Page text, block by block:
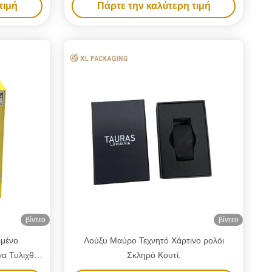
Αγίου
Πάρτε την καλύτερη τιμή
βίντεο
Τυλιχθεί
βίντεο
Λούξυ Μαύρο Τεχνητό Χάρτινο ρολόι
Σκληρό Κουτί.